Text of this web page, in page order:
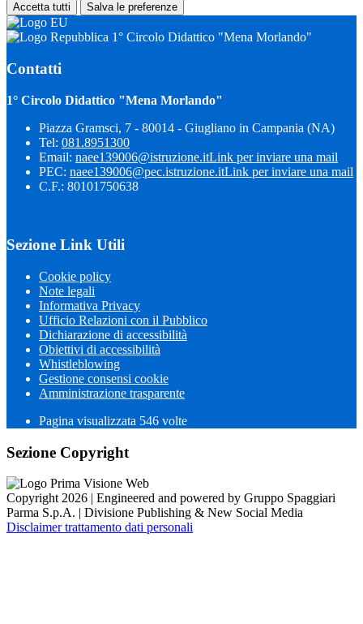
Accetta tutti Salva le preferenze
1° Circolo Didattico "Mena Morlando"
Contatti
1° Circolo Didattico "Mena Morlando"
Piazza Gramsci, 7 - 80014 - Giugliano in Campania (NA)
Tel: 081.8951300
Email: naee139006@istruzione.itLink per inviare una mail
PEC: naee139006@pec.istruzione.itLink per inviare una mail
C.F.: 80101750638
Sezione Link Utili
Cookie policy
Note legali
Informativa Privacy
Ufficio Relazioni con il Pubblico
Dichiarazione di accessibilità
Obiettivi di accessibilità
Whistleblowing
Gestione consensi cookie
Amministrazione trasparente
Pagina visualizzata 546 volte
Sezione Copyright
Copyright 2026 | Engineered and powered by Gruppo Spaggiari
Parma S.p.A. | Divisione Publishing & New Social Media
Disclaimer trattamento dati personali